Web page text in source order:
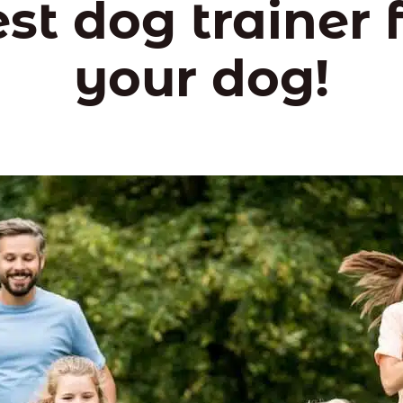
dog trainer
your dog!